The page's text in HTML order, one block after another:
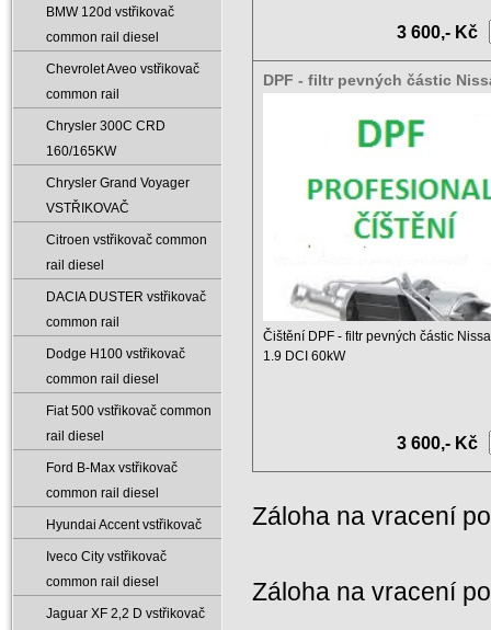
3 600,- Kč
DPF - filtr pevných částic
Čištění DPF - filtr pevných částic
1.9 DCI 60kW
3 600,- Kč
Záloha na vracení
Záloha na vracení
BMW 120d vstřikovač
common rail diesel
Chevrolet Aveo vstřikovač
common rail
Chrysler 300C CRD
160/165KW
Chrysler Grand Voyager
VSTŘIKOVAČ
Citroen vstřikovač common
rail diesel
DACIA DUSTER vstřikovač
common rail
Dodge H100 vstřikovač
common rail diesel
Fiat 500 vstřikovač common
rail diesel
Ford B-Max vstřikovač
common rail diesel
Hyundai Accent vstřikovač
Iveco City vstřikovač
common rail diesel
Jaguar XF 2‚2 D vstřikovač